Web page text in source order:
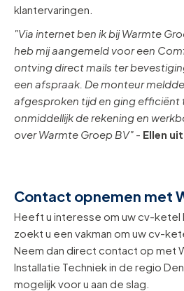
klantervaringen.
"Via internet ben ik bij Warmte
heb mij aangemeld voor een
ontving direct mails ter
een afspraak. De monteur
afgesproken tijd en ging efficiënt
onmiddellijk de rekening en
over Warmte Groep BV" - Ellen
Contact opnemen met
Heeft u interesse om uw cv-ketel
zoekt u een vakman om uw cv-
Neem dan direct contact op met
Installatie Techniek in de regio
mogelijk voor u aan de slag.